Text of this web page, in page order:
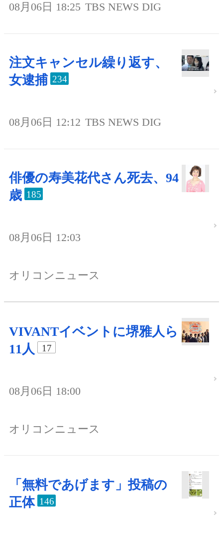
08月06日 18:25 TBS NEWS DIG
注文キャンセル繰り返す、
女逮捕 234
08月06日 12:12 TBS NEWS DIG
俳優の寿美花代さん死去、94
歳 185
08月06日 12:03
オリコンニュース
VIVANTイベントに堺雅人ら
11人
17
08月06日 18:00
オリコンニュース
「無料であげます」投稿の
正体 146